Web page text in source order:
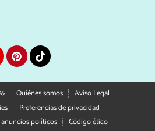
Quiénes somos
Aviso Legal
Preferencias de privacidad
políticos
Código ético